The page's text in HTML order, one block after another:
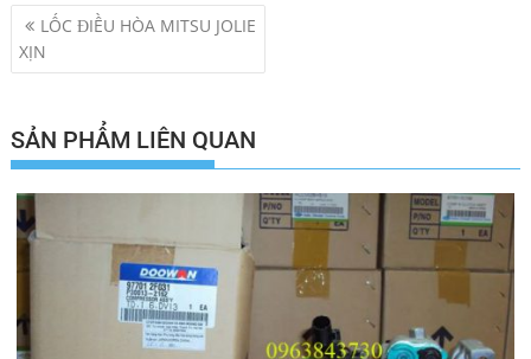
Điều
hướng
bài
LỐC ĐIỀU HÒA MITSU JOLIE
XỊN
SẢN PHẨM LIÊN QUAN